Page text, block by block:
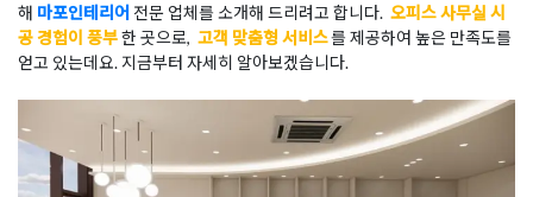
해 마포인테리어 전문 업체를 소개해 드리려고 합니다. 오피스 사무실 시
공 경험이 풍부한 곳으로, 고객 맞춤형 서비스를 제공하여 높은 만족도를
얻고 있는데요. 지금부터 자세히 알아보겠습니다.